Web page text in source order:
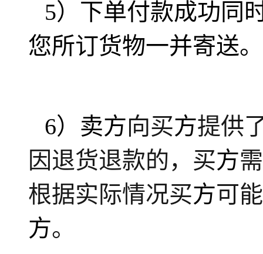
5） 下单付款成功同
您所订货物一并寄送。
6） 卖方向买方提供
因退货退款的，买方
根据实际情况买方可
方。